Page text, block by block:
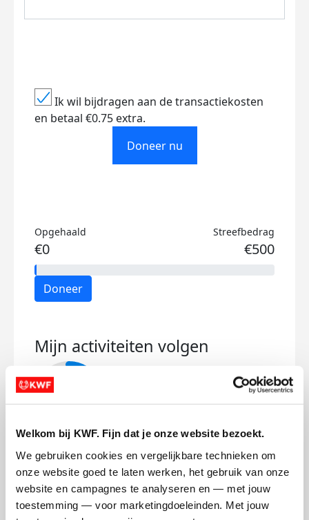
Welkom bij KWF. Fijn dat je onze website bezoekt.
We gebruiken cookies en vergelijkbare technieken om
onze website goed te laten werken, het gebruik van onze
website en campagnes te analyseren en — met jouw
toestemming — voor marketingdoeleinden. Met jouw
Ik wil bijdragen aan de transactiekosten
en betaal €0.75 extra.
Doneer nu
Opgehaald
€0
Streefbedrag
€500
Doneer
Mijn activiteiten volgen
kms
Mijn afstandsdoel50 kms